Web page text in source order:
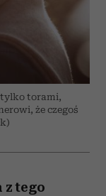
tylko torami,
że czegoś
z tego